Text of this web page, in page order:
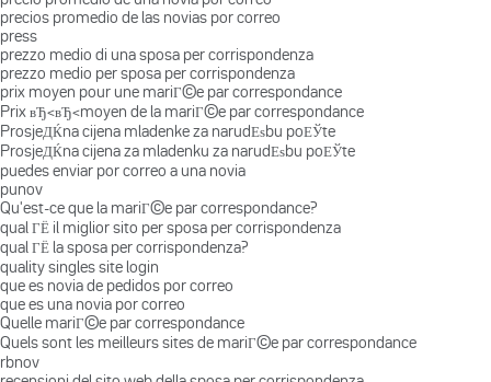
precios promedio de las novias por correo
press
prezzo medio di una sposa per corrispondenza
prezzo medio per sposa per corrispondenza
prix moyen pour une mariГ©e par correspondance
Prix вЂ‹вЂ‹moyen de la mariГ©e par correspondance
ProsjeДЌna cijena mladenke za narudЕѕbu poЕЎte
ProsjeДЌna cijena za mladenku za narudЕѕbu poЕЎte
puedes enviar por correo a una novia
punov
Qu'est-ce que la mariГ©e par correspondance?
qual ГЁ il miglior sito per sposa per corrispondenza
qual ГЁ la sposa per corrispondenza?
quality singles site login
que es novia de pedidos por correo
que es una novia por correo
Quelle mariГ©e par correspondance
Quels sont les meilleurs sites de mariГ©e par correspondance
rbnov